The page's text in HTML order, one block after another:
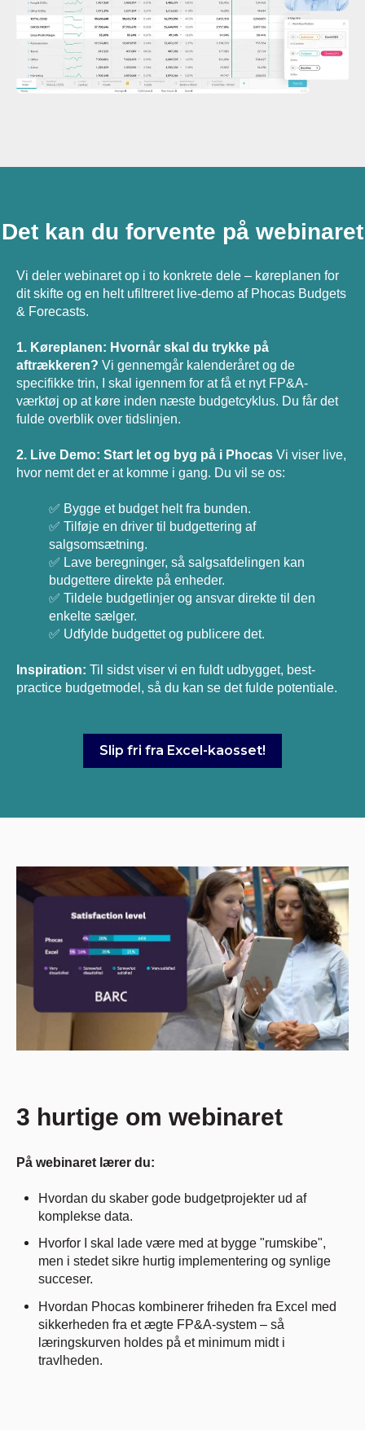
Det kan du forvente på webinaret
Vi deler webinaret op i to konkrete dele – køreplanen for
dit skifte og en helt ufiltreret live-demo af Phocas Budgets
& Forecasts.
1. Køreplanen: Hvornår skal du trykke på
aftrækkeren? Vi gennemgår kalenderåret og de
specifikke trin, I skal igennem for at få et nyt FP&A-
værktøj op at køre inden næste budgetcyklus. Du får det
fulde overblik over tidslinjen.
2. Live Demo: Start let og byg på i Phocas Vi viser live,
hvor nemt det er at komme i gang. Du vil se os:
✅ Bygge et budget helt fra bunden.
✅ Tilføje en driver til budgettering af
salgsomsætning.
✅ Lave beregninger, så salgsafdelingen kan
budgettere direkte på enheder.
✅ Tildele budgetlinjer og ansvar direkte til den
enkelte sælger.
✅ Udfylde budgettet og publicere det.
Inspiration: Til sidst viser vi en fuldt udbygget, best-
practice budgetmodel, så du kan se det fulde potentiale.
Slip fri fra Excel-kaosset!
3 hurtige om webinaret
På webinaret lærer du:
Hvordan du skaber gode budgetprojekter ud af
komplekse data.
Hvorfor I skal lade være med at bygge "rumskibe",
men i stedet sikre hurtig implementering og synlige
succeser.
Hvordan Phocas kombinerer friheden fra Excel med
sikkerheden fra et ægte FP&A-system – så
læringskurven holdes på et minimum midt i
travlheden.